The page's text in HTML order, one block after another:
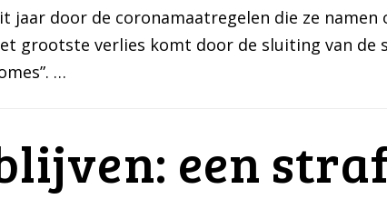
jaar door de coronamaatregelen die ze
grootste verlies komt door de sluiting van
…
een